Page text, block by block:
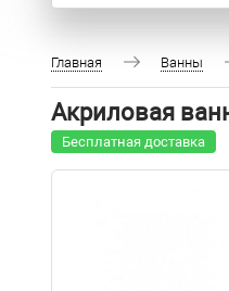
Главная Ванны
Акриловая
Бесплатная доставка